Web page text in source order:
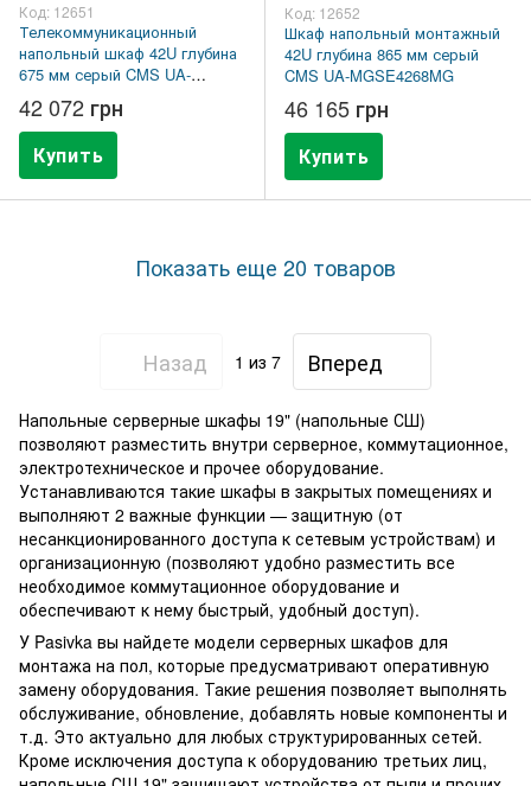
Код: 12651
Телекоммуникационный
напольный шкаф 42U глубина
675 мм серый CMS UA-
MGSE4266MG
42 072 грн
Купить
Код: 12652
Шкаф напольный монтажный
42U глубина 865 мм серый
CMS UA-MGSE4268MG
46 165 грн
Купить
Показать еще 20 товаров
Назад 1 из 7 Вперед
Напольные серверные шкафы 19" (напольные СШ)
позволяют разместить внутри серверное, коммутационное,
электротехническое и прочее оборудование.
Устанавливаются такие шкафы в закрытых помещениях и
выполняют 2 важные функции — защитную (от
несанкционированного доступа к сетевым устройствам) и
организационную (позволяют удобно разместить все
необходимое коммутационное оборудование и
обеспечивают к нему быстрый, удобный доступ).
У Pasivka вы найдете модели серверных шкафов для
монтажа на пол, которые предусматривают оперативную
замену оборудования. Такие решения позволяет выполнять
обслуживание, обновление, добавлять новые компоненты и
т.д. Это актуально для любых структурированных сетей.
Кроме исключения доступа к оборудованию третьих лиц,